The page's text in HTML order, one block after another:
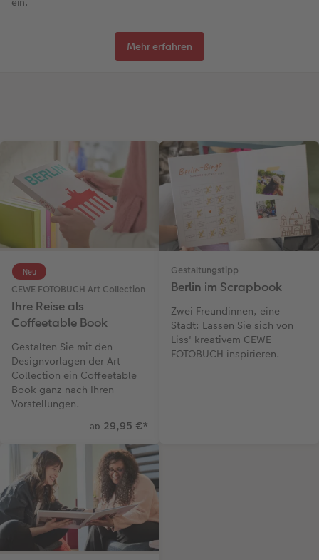
Mehr erfahren
CEWE FOTOBUCH Art Collection
Ihre Reise als
Coffeetable Book
Gestalten Sie mit den
Designvorlagen der Art
Collection ein Coffeetable
Book ganz nach Ihren
Vorstellungen.
Neu
ab 29,95 €*
Gestaltungstipp
Berlin im Scrapbook
Zwei Freundinnen, eine
Stadt: Lassen Sie sich von
Liss' kreativem CEWE
FOTOBUCH inspirieren.